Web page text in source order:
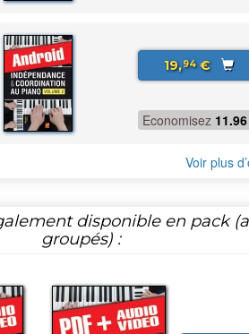
19,94€
Economisez 11.96
Voir plus
disponible en pack
groupés) :